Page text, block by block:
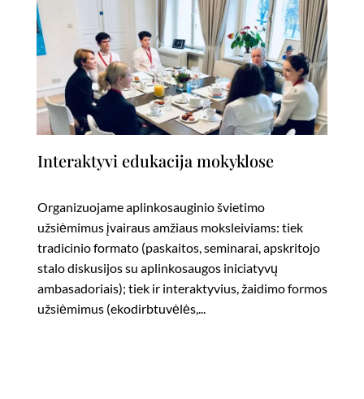
Interaktyvi edukacija mokyklose
Organizuojame aplinkosauginio švietimo
užsiėmimus įvairaus amžiaus moksleiviams: tiek
tradicinio formato (paskaitos, seminarai, apskritojo
stalo diskusijos su aplinkosaugos iniciatyvų
ambasadoriais); tiek ir interaktyvius, žaidimo formos
užsiėmimus (ekodirbtuvėlės,...